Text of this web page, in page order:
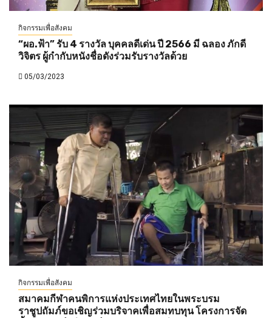
กิจกรรมเพื่อสังคม
“ผอ.ฟ้า” รับ 4 รางวัล บุคคลดีเด่น ปี 2566 มี ฉลอง ภักดี
วิจิตร ผู้กำกับหนังชื่อดังร่วมรับรางวัลด้วย
05/03/2023
กิจกรรมเพื่อสังคม
สมาคมกีฬาคนพิการแห่งประเทศไทยในพระบรม
ราชูปถัมภ์ขอเชิญร่วมบริจาคเพื่อสมทบทุน โครงการจัด